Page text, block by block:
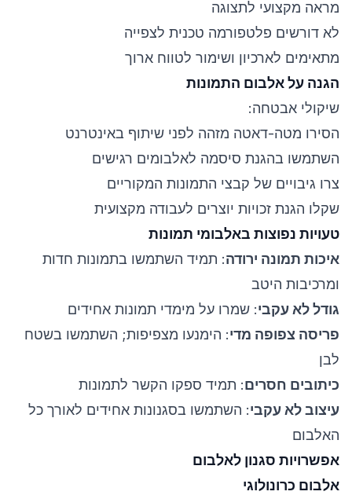
מראה מקצועי לתצוגה
לא דורשים פלטפורמה טכנית לצפייה
מתאימים לארכיון ושימור לטווח ארוך
הגנה על אלבום התמונות
שיקולי אבטחה:
הסירו מטה-דאטה מזהה לפני שיתוף באינטרנט
השתמשו בהגנת סיסמה לאלבומים רגישים
צרו גיבויים של קבצי התמונות המקוריים
שקלו הגנת זכויות יוצרים לעבודה מקצועית
טעויות נפוצות באלבומי תמונות
איכות תמונה ירודה: תמיד השתמשו בתמונות חדות
ומרכיבות היטב
גודל לא עקבי: שמרו על מימדי תמונות אחידים
פריסה צפופה מדי: הימנעו מצפיפות; השתמשו בשטח
לבן
כיתובים חסרים: תמיד ספקו הקשר לתמונות
עיצוב לא עקבי: השתמשו בסגנונות אחידים לאורך כל
האלבום
אפשרויות סגנון לאלבום
אלבום כרונולוגי